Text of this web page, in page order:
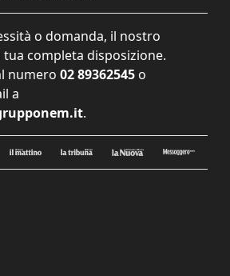
o domanda, il nostro
completa disposizione.
numero 02 89362545 o
a
.